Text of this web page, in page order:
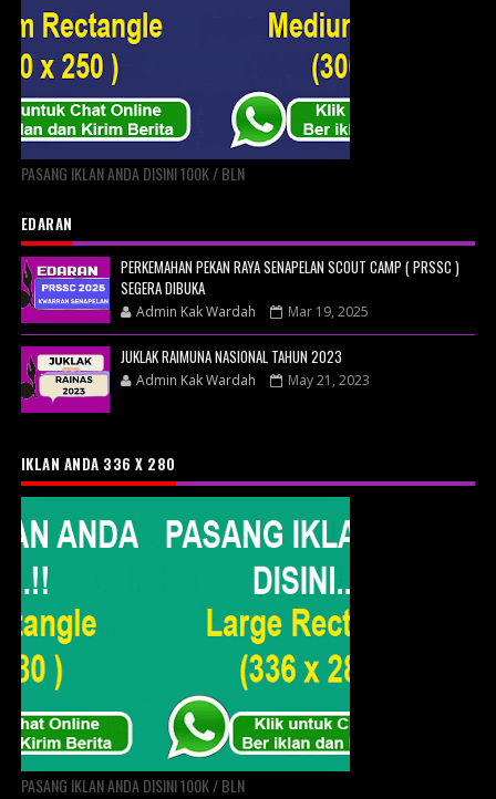
PASANG IKLAN ANDA DISINI 100K / BLN
EDARAN
PERKEMAHAN PEKAN RAYA SENAPELAN SCOUT CAMP ( PRSSC )
SEGERA DIBUKA
Admin Kak Wardah Mar 19, 2025
JUKLAK RAIMUNA NASIONAL TAHUN 2023
Admin Kak Wardah May 21, 2023
IKLAN ANDA 336 X 280
PASANG IKLAN ANDA DISINI 100K / BLN